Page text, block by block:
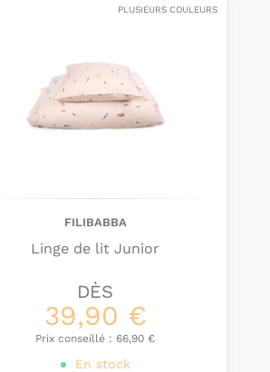
PLUSIEURS COULEURS
FILIBABBA
Linge de lit Junior
DÈS
39,90 €
Prix conseillé : 66,90 €
En stock